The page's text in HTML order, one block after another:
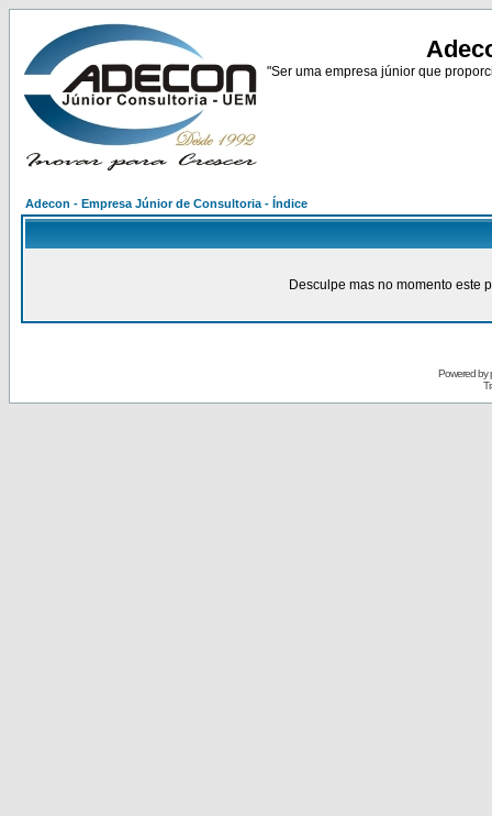
"Ser uma empresa júnior que
Adecon - Empresa Júnior de Consultoria - Índice
Desculpe mas no momento este
Powered by